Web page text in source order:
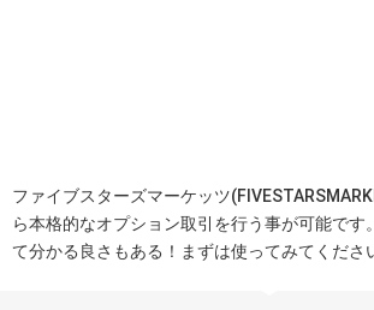
ファイブスターズマーケッツ
ら本格的なオプション取引を行う事が可能です
て分かる良さもある！まずは使ってみてくださ